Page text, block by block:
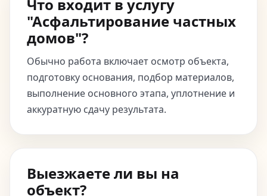
Что входит в услугу
"Асфальтирование частных
домов"?
Обычно работа включает осмотр объекта,
подготовку основания, подбор материалов,
выполнение основного этапа, уплотнение и
аккуратную сдачу результата.
Выезжаете ли вы на
объект?